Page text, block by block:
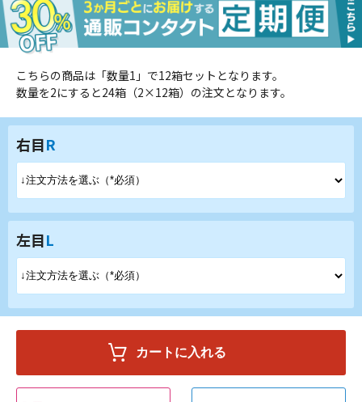
こちらの商品は「数量1」で12箱セットとなります。
数量を2にすると24箱（2×12箱）の注文となります。
右目R
左目L